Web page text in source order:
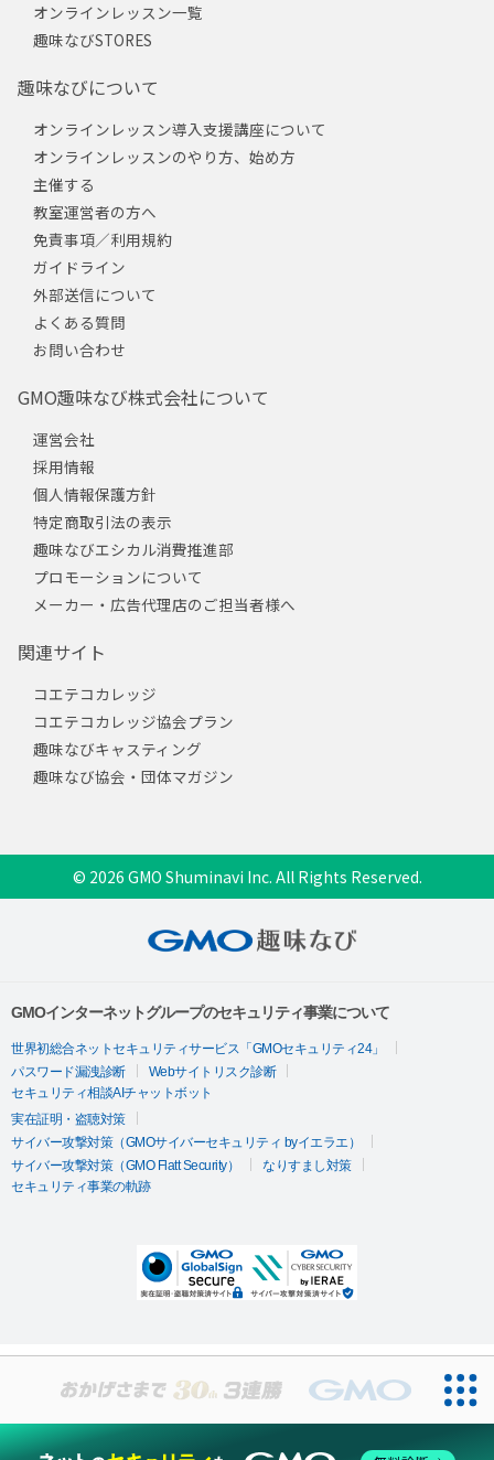
オンラインレッスン一覧
趣味なびSTORES
趣味なびについて
オンラインレッスン導入支援講座について
オンラインレッスンのやり方、始め方
主催する
教室運営者の方へ
免責事項／利用規約
ガイドライン
外部送信について
よくある質問
お問い合わせ
GMO趣味なび株式会社について
運営会社
採用情報
個人情報保護方針
特定商取引法の表示
趣味なびエシカル消費推進部
プロモーションについて
メーカー・広告代理店のご担当者様へ
関連サイト
コエテコカレッジ
コエテコカレッジ協会プラン
趣味なびキャスティング
趣味なび協会・団体マガジン
© 2026 GMO Shuminavi Inc. All Rights Reserved.